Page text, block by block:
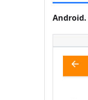
Android.